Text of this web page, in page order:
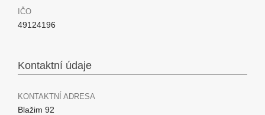
IČO
49124196
Kontaktní údaje
KONTAKTNÍ ADRESA
Blažim 92